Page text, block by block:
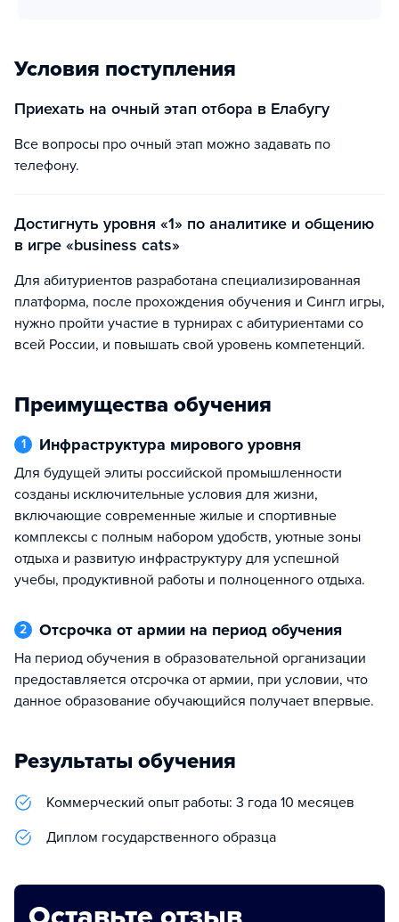
Условия поступления
Приехать на очный этап отбора в Елабугу
Все вопросы про очный этап можно задавать по
телефону.
Достигнуть уровня «1» по аналитике и общению
в игре «business cats»
Для абитуриентов разработана специализированная
платформа, после прохождения обучения и Сингл игры,
нужно пройти участие в турнирах с абитуриентами со
всей России, и повышать свой уровень компетенций.
Преимущества обучения
1 Инфраструктура мирового уровня
Для будущей элиты российской промышленности
созданы исключительные условия для жизни,
включающие современные жилые и спортивные
комплексы с полным набором удобств, уютные зоны
отдыха и развитую инфраструктуру для успешной
учебы, продуктивной работы и полноценного отдыха.
2 Отсрочка от армии на период обучения
На период обучения в образовательной организации
предоставляется отсрочка от армии, при условии, что
данное образование обучающийся получает впервые.
Результаты обучения
Коммерческий опыт работы: 3 года 10 месяцев
Диплом государственного образца